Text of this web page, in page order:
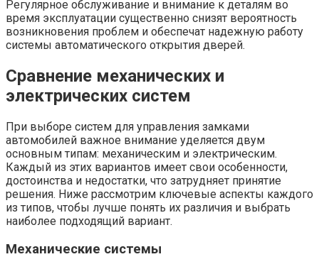
Регулярное обслуживание и внимание к деталям во
время эксплуатации существенно снизят вероятность
возникновения проблем и обеспечат надежную работу
системы автоматического открытия дверей.
Сравнение механических и
электрических систем
При выборе систем для управления замками
автомобилей важное внимание уделяется двум
основным типам: механическим и электрическим.
Каждый из этих вариантов имеет свои особенности,
достоинства и недостатки, что затрудняет принятие
решения. Ниже рассмотрим ключевые аспекты каждого
из типов, чтобы лучше понять их различия и выбрать
наиболее подходящий вариант.
Механические системы